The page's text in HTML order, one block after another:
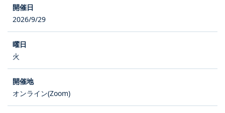
2026/9/29
火
オンライン(Zoom)